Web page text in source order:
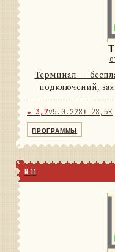
Терминал —
подключений,
свечей, которых
тёмная
★ 3,7v5.0.228 ⬇ 28,5K
ПРОГРАММЫ
N 11